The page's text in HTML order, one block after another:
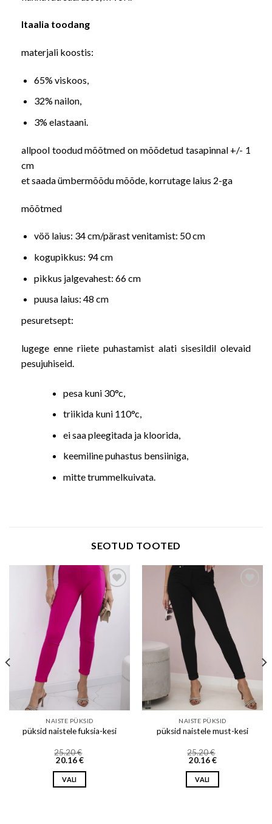
Itaalia toodang
materjali koostis:
65% viskoos,
32% nailon,
3% elastaani.
allpool toodud mõõtmed on mõõdetud tasapinnal +/- 1
cm
et saada ümbermõõdu mõõde, korrutage laius 2-ga
mõõtmed
vöö laius: 34 cm/pärast venitamist: 50 cm
kogupikkus: 94 cm
pikkus jalgevahest: 66 cm
puusa laius: 48 cm
pesuretsept:
lugege enne riiete puhastamist alati sisesildil olevaid
pesujuhiseid.
pesa kuni 30°c,
triikida kuni 110°c,
ei saa pleegitada ja kloorida,
keemiline puhastus bensiiniga,
mitte trummelkuivata.
SEOTUD TOOTED
Add to wishlist
NAISTE PÜKSID
püksid naistele fuksia-kesi
25.20€
20.16€
VALI
Add to wishlist
NAISTE PÜKSID
püksid naistele must-kesi
25.20€
20.16€
VALI